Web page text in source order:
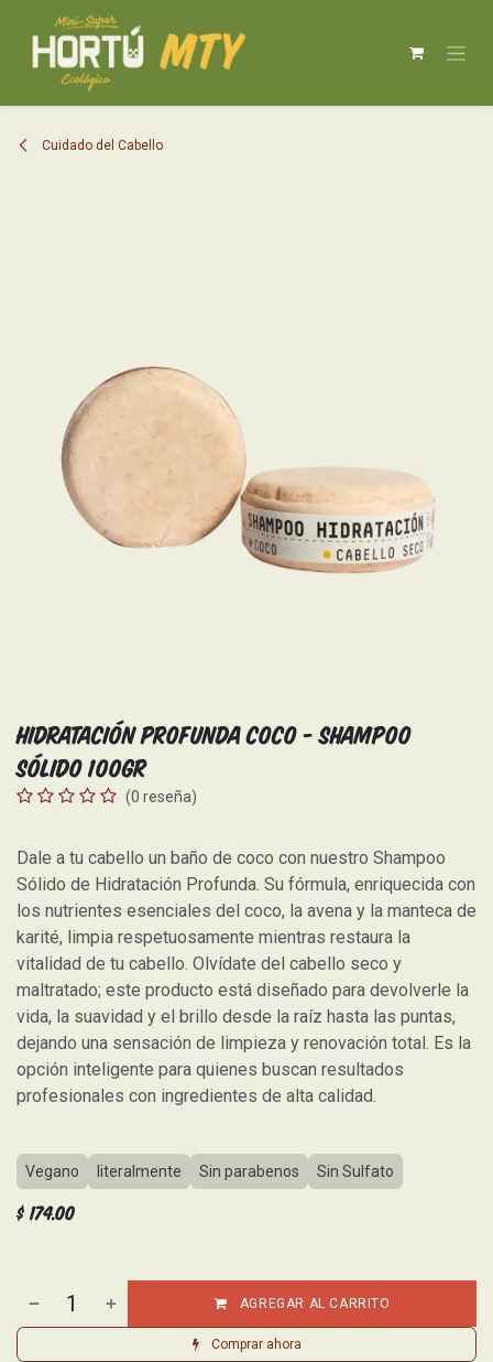
Cuidado del Cabello
Hidratación Profunda Coco - Shampoo
Sólido 100gr
(0 reseña)
Dale a tu cabello un baño de coco con nuestro Shampoo
Sólido de Hidratación Profunda. Su fórmula, enriquecida con
los nutrientes esenciales del coco, la avena y la manteca de
karité, limpia respetuosamente mientras restaura la
vitalidad de tu cabello. Olvídate del cabello seco y
maltratado; este producto está diseñado para devolverle la
vida, la suavidad y el brillo desde la raíz hasta las puntas,
dejando una sensación de limpieza y renovación total. Es la
opción inteligente para quienes buscan resultados
profesionales con ingredientes de alta calidad.
Vegano literalmente Sin parabenos Sin Sulfato
$ 174.00
AGREGAR AL CARRITO
Comprar ahora